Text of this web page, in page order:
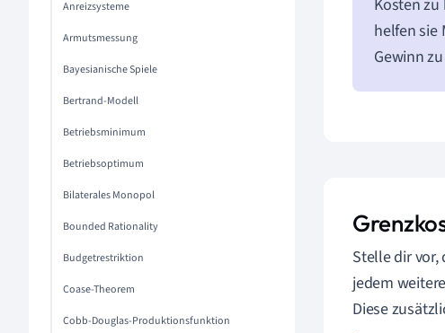
Anreizsysteme
Armutsmessung
Bayesianische Spiele
Bertrand-Modell
Betriebsminimum
Betriebsoptimum
Bilaterales Monopol
Bounded Rationality
Budgetrestriktion
Coase-Theorem
Cobb-Douglas-Produktionsfunktion
Kosten
helfen sie
Gewinn
Stelle dir
jedem
Diese